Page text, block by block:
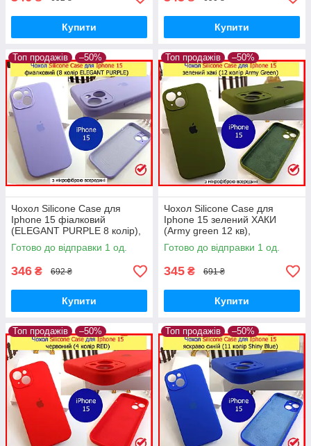
Купити Купити
Топ продажів –50%
Чохол Silicone Case для
Iphone 15 фіалковий
(ELEGANT PURPLE 8 колір),
силіконовий чохол на АйФОН
15 фіолетовий
Готово до відправки 1 од.
346 ₴ 692 ₴
Купити
Топ продажів –50%
Чохол Silicone Case для
Iphone 15 зелений ХАКИ
(Army green 12 кв),
силіконовий чохол на АйФОН
15 темно-зелений
Готово до відправки 1 од.
345 ₴ 691 ₴
Купити
Топ продажів –50% Топ продажів –50%